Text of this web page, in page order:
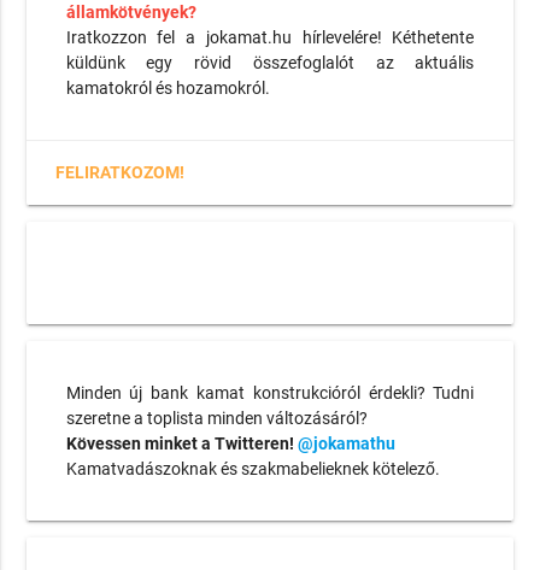
államkötvények?
Iratkozzon fel a jokamat.hu hírlevelére! Kéthetente
küldünk egy rövid összefoglalót az aktuális
kamatokról és hozamokról.
FELIRATKOZOM!
Minden új bank kamat konstrukcióról érdekli? Tudni
szeretne a toplista minden változásáról?
Kövessen minket a Twitteren! @jokamathu
Kamatvadászoknak és szakmabelieknek kötelező.